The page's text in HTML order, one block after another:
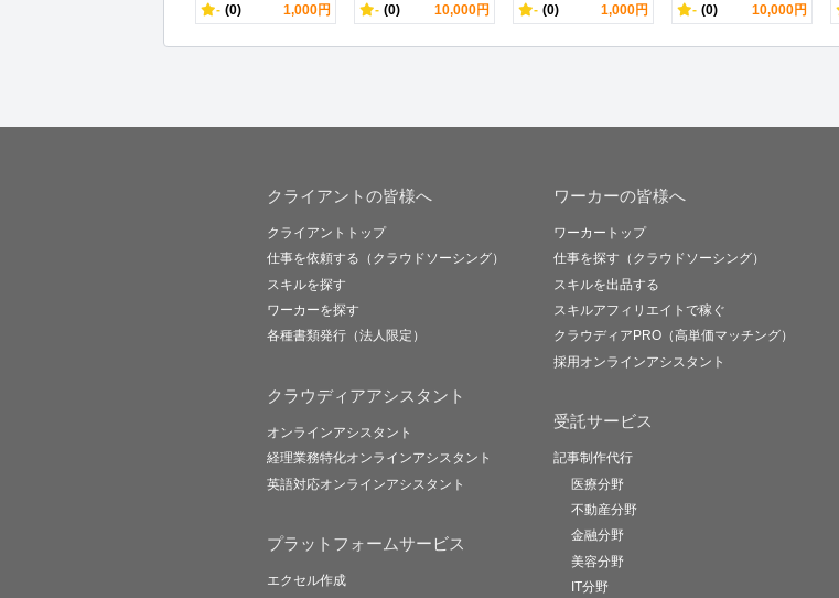
- (0) 1,000円 - (0) 10,000円 - (0) 1,000円 - (0) 10,000円
クライアントの皆様へ
クライアントトップ
仕事を依頼する（クラウドソーシング）
スキルを探す
ワーカーを探す
各種書類発行（法人限定）
クラウディアアシスタント
オンラインアシスタント
経理業務特化オンラインアシスタント
英語対応オンラインアシスタント
プラットフォームサービス
エクセル作成
ワーカーの皆様へ
ワーカートップ
仕事を探す（クラウドソーシング）
スキルを出品する
スキルアフィリエイトで稼ぐ
クラウディアPRO（高単価マッチング）
採用オンラインアシスタント
受託サービス
記事制作代行
医療分野
不動産分野
金融分野
美容分野
IT分野